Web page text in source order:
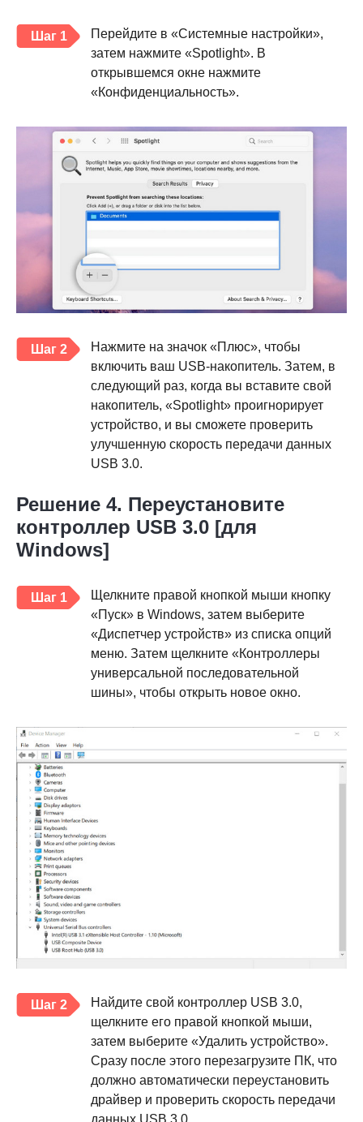
Шаг 1
Перейдите в «Системные настройки»,
затем нажмите «Spotlight». В
открывшемся окне нажмите
«Конфиденциальность».
Шаг 2
Нажмите на значок «Плюс», чтобы
включить ваш USB-накопитель. Затем, в
следующий раз, когда вы вставите свой
накопитель, «Spotlight» проигнорирует
устройство, и вы сможете проверить
улучшенную скорость передачи данных
USB 3.0.
Решение 4. Переустановите
контроллер USB 3.0 [для
Windows]
Шаг 1
Щелкните правой кнопкой мыши кнопку
«Пуск» в Windows, затем выберите
«Диспетчер устройств» из списка опций
меню. Затем щелкните «Контроллеры
универсальной последовательной
шины», чтобы открыть новое окно.
Шаг 2
Найдите свой контроллер USB 3.0,
щелкните его правой кнопкой мыши,
затем выберите «Удалить устройство».
Сразу после этого перезагрузите ПК, что
должно автоматически переустановить
драйвер и проверить скорость передачи